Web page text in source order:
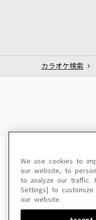
カラオケ検索
We use cookies to
our website, to
to analyze our traffic.
Settings] to
our website.